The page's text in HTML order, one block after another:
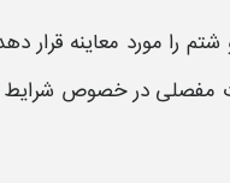
را مورد معاینه قرار
مفصلی در خصوص شرایط